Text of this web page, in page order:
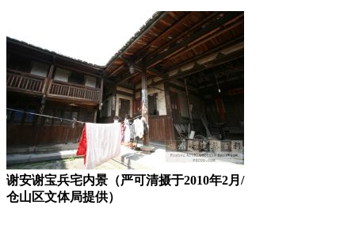
谢安谢宝兵宅内景（严可清摄于2010年2月/
仓山区文体局提供）